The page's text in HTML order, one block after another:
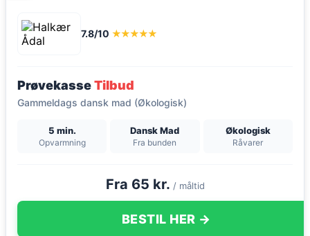
7.8/10 ★★★★★
PrøvekasseTilbud
Gammeldags dansk mad (Økologisk)
5 min.
Opvarmning
Dansk Mad
Fra bunden
Økologisk
Råvarer
Fra 65 kr. / måltid
BESTIL HER →